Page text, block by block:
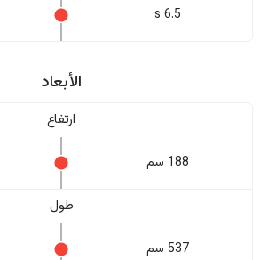
6.5 s
الأبعاد
ارتفاع
188 سم
طول
537 سم